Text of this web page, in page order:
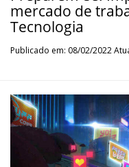
mercado de
Tecnologia
Publicado em: 08/02/2022